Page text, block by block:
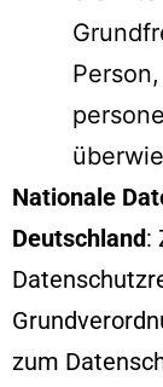
Nationale
Deutschland:
zum